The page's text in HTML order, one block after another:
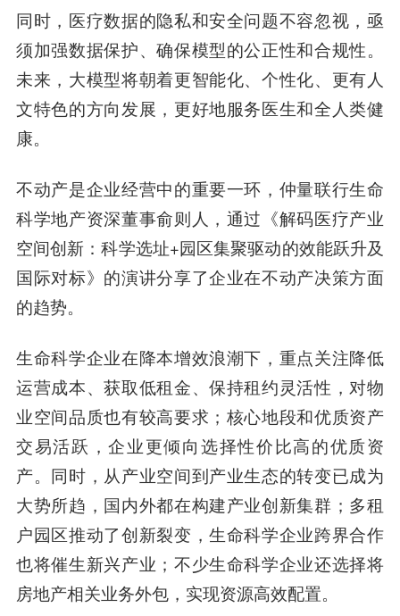
同时，医疗数据的隐私和安全问题不容忽视，亟
须加强数据保护、确保模型的公正性和合规性。
未来，大模型将朝着更智能化、个性化、更有人
文特色的方向发展，更好地服务医生和全人类健
康。
不动产是企业经营中的重要一环， 仲量联行生命
科学地产资深董事俞则人 ，通过《解码医疗产业
空间创新：科学选址+园区集聚驱动的效能跃升及
国际对标》的演讲分享了企业在不动产决策方面
的趋势。
生命科学企业在降本增效浪潮下，重点关注降低
运营成本、获取低租金、保持租约灵活性，对物
业空间品质也有较高要求；核心地段和优质资产
交易活跃，企业更倾向选择性价比高的优质资
产。同时，从产业空间到产业生态的转变已成为
大势所趋，国内外都在构建产业创新集群；多租
户园区推动了创新裂变，生命科学企业跨界合作
也将催生新兴产业；不少生命科学企业还选择将
房地产相关业务外包，实现资源高效配置。